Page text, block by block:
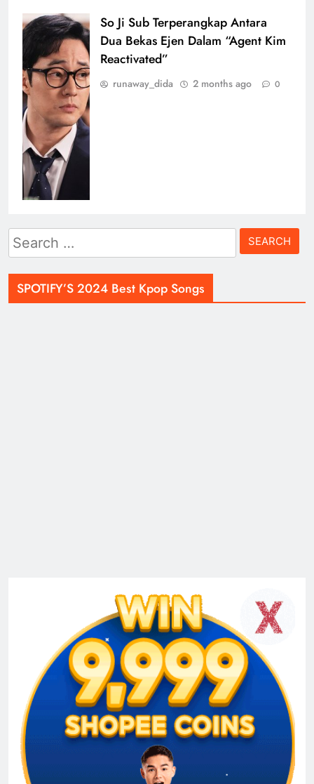
So Ji Sub Terperangkap Antara
Dua Bekas Ejen Dalam “Agent Kim
Reactivated”
runaway_dida 2 months ago 0
Search
for:
SPOTIFY’S 2024 Best Kpop Songs